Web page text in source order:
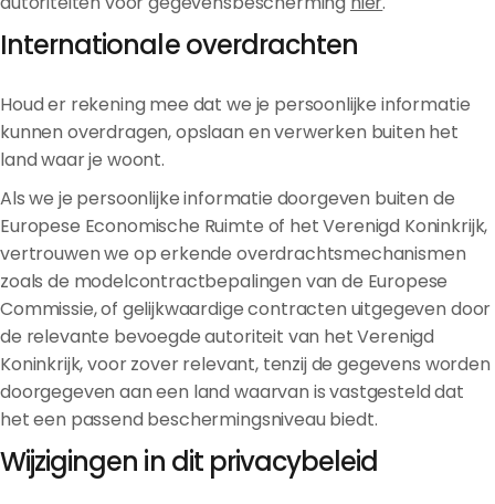
Internationale overdrachten
Houd er rekening mee dat we je persoonlijke informatie
kunnen overdragen, opslaan en verwerken buiten het
land waar je woont.
Als we je persoonlijke informatie doorgeven buiten de
Europese Economische Ruimte of het Verenigd Koninkrijk,
vertrouwen we op erkende overdrachtsmechanismen
zoals de modelcontractbepalingen van de Europese
Commissie, of gelijkwaardige contracten uitgegeven door
de relevante bevoegde autoriteit van het Verenigd
Koninkrijk, voor zover relevant, tenzij de gegevens worden
doorgegeven aan een land waarvan is vastgesteld dat
het een passend beschermingsniveau biedt.
Wijzigingen in dit privacybeleid